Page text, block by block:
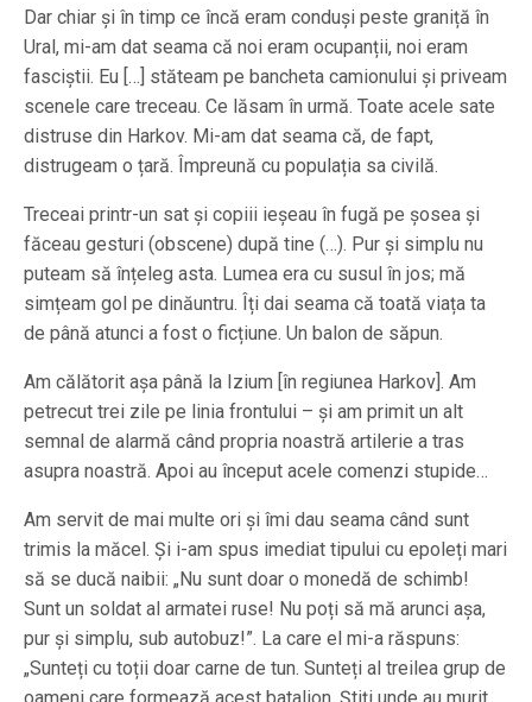
Dar chiar și în timp ce încă eram conduși peste graniță în
Ural, mi-am dat seama că noi eram ocupanții, noi eram
fasciștii. Eu […] stăteam pe bancheta camionului și priveam
scenele care treceau. Ce lăsam în urmă. Toate acele sate
distruse din Harkov. Mi-am dat seama că, de fapt,
distrugeam o țară. Împreună cu populația sa civilă.
Treceai printr-un sat și copiii ieșeau în fugă pe șosea și
făceau gesturi (obscene) după tine (…). Pur și simplu nu
puteam să înțeleg asta. Lumea era cu susul în jos; mă
simțeam gol pe dinăuntru. Îți dai seama că toată viața ta
de până atunci a fost o ficțiune. Un balon de săpun.
Am călătorit așa până la Izium [în regiunea Harkov]. Am
petrecut trei zile pe linia frontului – și am primit un alt
semnal de alarmă când propria noastră artilerie a tras
asupra noastră. Apoi au început acele comenzi stupide…
Am servit de mai multe ori și îmi dau seama când sunt
trimis la măcel. Și i-am spus imediat tipului cu epoleți mari
să se ducă naibii: „Nu sunt doar o monedă de schimb!
Sunt un soldat al armatei ruse! Nu poți să mă arunci așa,
pur și simplu, sub autobuz!”. La care el mi-a răspuns:
„Sunteți cu toții doar carne de tun. Sunteți al treilea grup de